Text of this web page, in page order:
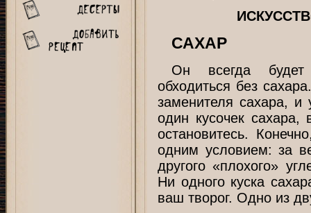
САХАР
Он всегда будет
обходиться без
заменителя сахара, и
один кусочек
остановитесь.
одним условием: за
другого «плохого»
Ни одного куска
ваш творог. Одно из